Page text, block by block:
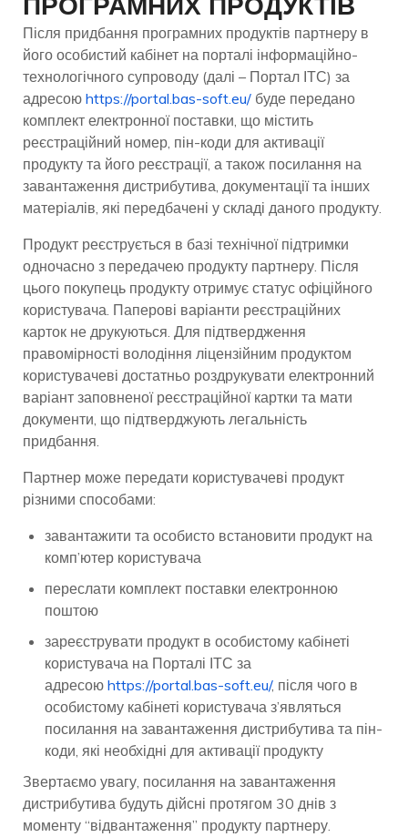
Після придбання програмних продуктів партнеру в
його особистий кабінет на порталі інформаційно-
технологічного супроводу (далі – Портал ІТС) за
адресою https://portal.bas-soft.eu/ буде передано
комплект електронної поставки, що містить
реєстраційний номер, пін-коди для активації
продукту та його реєстрації, а також посилання на
завантаження дистрибутива, документації та інших
матеріалів, які передбачені у складі даного продукту.
Продукт реєструється в базі технічної підтримки
одночасно з передачею продукту партнеру. Після
цього покупець продукту отримує статус офіційного
користувача. Паперові варіанти реєстраційних
карток не друкуються. Для підтвердження
правомірності володіння ліцензійним продуктом
користувачеві достатньо роздрукувати електронний
варіант заповненої реєстраційної картки та мати
документи, що підтверджують легальність
придбання.
Партнер може передати користувачеві продукт
різними способами:
завантажити та особисто встановити продукт на
комп’ютер користувача
переслати комплект поставки електронною
поштою
зареєструвати продукт в особистому кабінеті
користувача на Порталі ІТС за
адресою https://portal.bas-soft.eu/, після чого в
особистому кабінеті користувача з’являться
посилання на завантаження дистрибутива та пін-
коди, які необхідні для активації продукту
Звертаємо увагу, посилання на завантаження
дистрибутива будуть дійсні протягом 30 днів з
моменту “відвантаження” продукту партнеру.